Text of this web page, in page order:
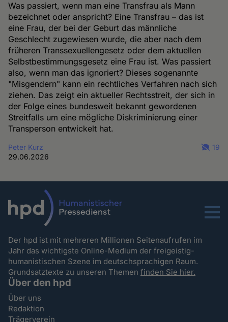
Was passiert, wenn man eine Transfrau als Mann
bezeichnet oder anspricht? Eine Transfrau – das ist
eine Frau, der bei der Geburt das männliche
Geschlecht zugewiesen wurde, die aber nach dem
früheren Transsexuellengesetz oder dem aktuellen
Selbstbestimmungsgesetz eine Frau ist. Was passiert
also, wenn man das ignoriert? Dieses sogenannte
"Misgendern" kann ein rechtliches Verfahren nach sich
ziehen. Das zeigt ein aktueller Rechtsstreit, der sich in
der Folge eines bundesweit bekannt gewordenen
Streitfalls um eine mögliche Diskriminierung einer
Transperson entwickelt hat.
Peter Kurz
29.06.2026
19
Menu
Der hpd ist mit mehreren Millionen Seitenaufrufen im
Jahr das wichtigste Online-Medium der freigeistig-
humanistischen Szene im deutschsprachigen Raum.
Grundsatztexte zu unseren Themenfinden Sie hier.
Über den hpd
Über uns
Redaktion
Trägerverein